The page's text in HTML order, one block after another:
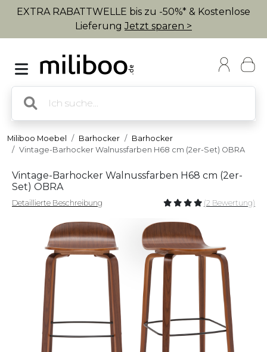
EXTRA RABATTWELLE bis zu -50%* & Kostenlose
LieferungJetzt sparen >
Miliboo Moebel Barhocker
Barhocker
Vintage-Barhocker Walnussfarben H68 cm (2er-Set) OBRA
Vintage-Barhocker Walnussfarben H68 cm (2er-
Set) OBRA
Detaillierte Beschreibung (2 Bewertung)